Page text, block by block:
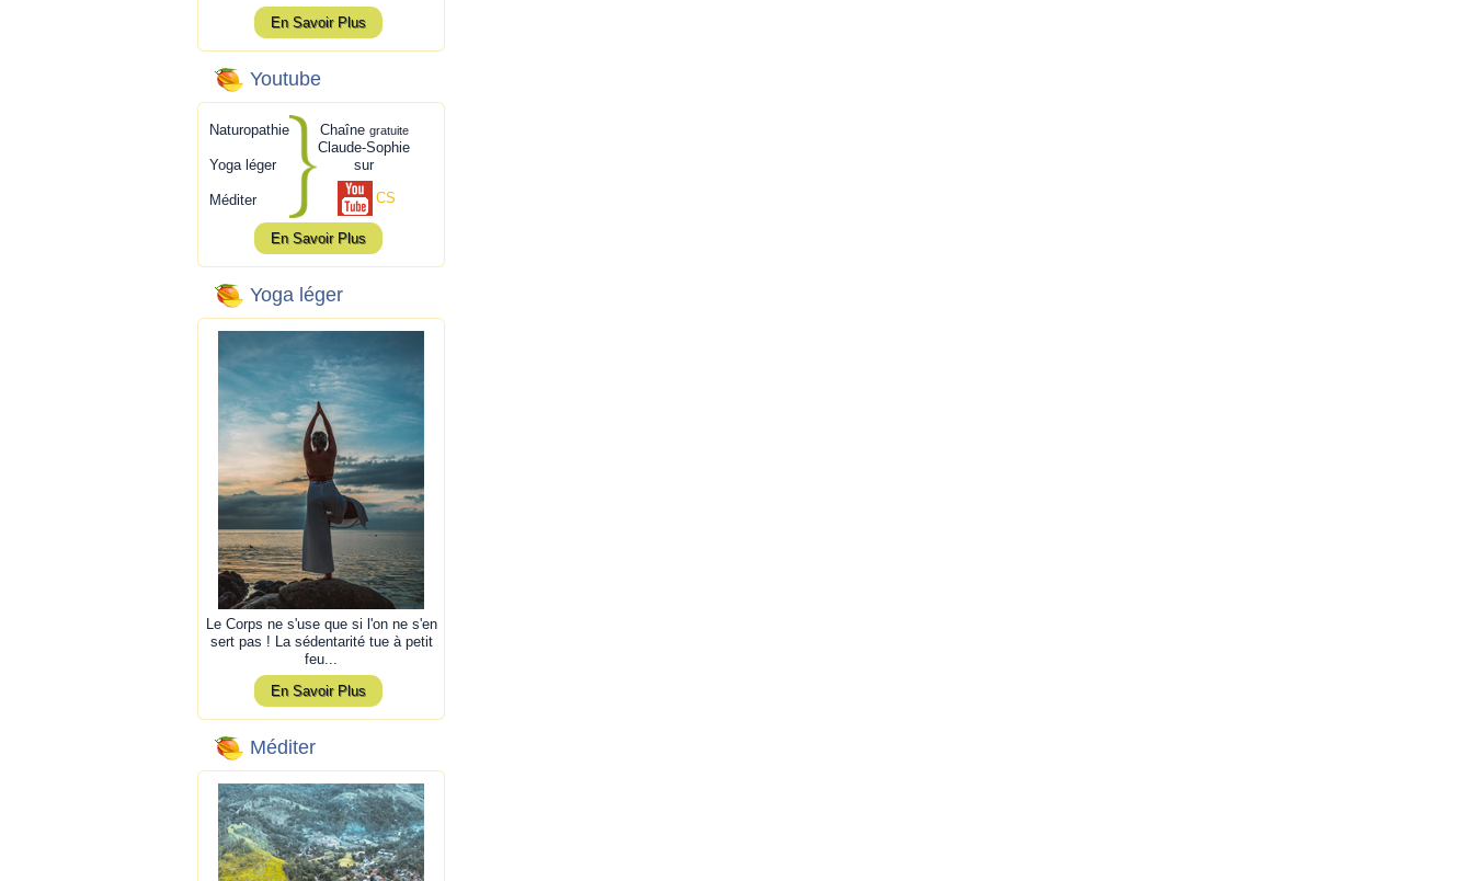
En Savoir Plus
Youtube
Naturopathie
Yoga léger
Méditer
Chaîne gratuite
Claude-Sophie
sur
CS
En Savoir Plus
Yoga léger
Le Corps ne s'use que si l'on ne s'en
sert pas ! La sédentarité tue à petit
feu...
En Savoir Plus
Méditer